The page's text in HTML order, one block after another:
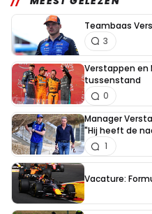
Teambaas
3
Verstappen en
tussenstand
0
Manager
"Hij heeft de
1
Vacature: